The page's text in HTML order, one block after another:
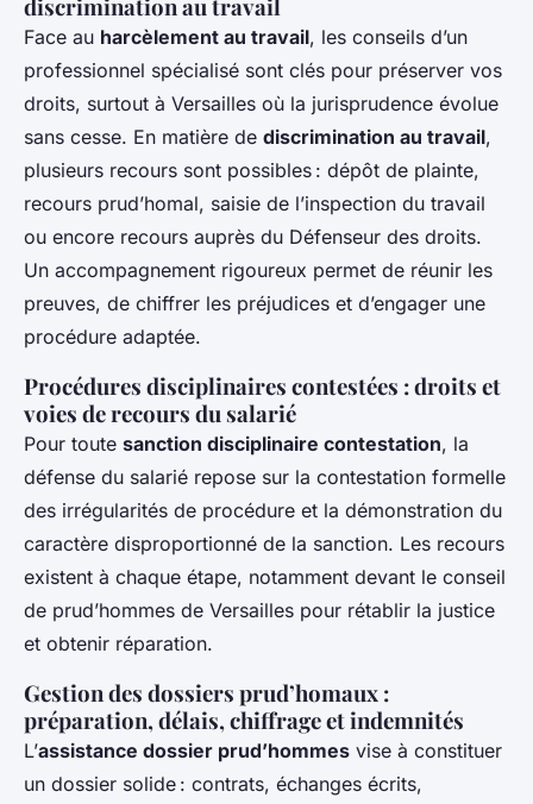
discrimination au travail
Face au harcèlement au travail, les conseils d’un
professionnel spécialisé sont clés pour préserver vos
droits, surtout à Versailles où la jurisprudence évolue
sans cesse. En matière de discrimination au travail,
plusieurs recours sont possibles : dépôt de plainte,
recours prud’homal, saisie de l’inspection du travail
ou encore recours auprès du Défenseur des droits.
Un accompagnement rigoureux permet de réunir les
preuves, de chiffrer les préjudices et d’engager une
procédure adaptée.
Procédures disciplinaires contestées : droits et
voies de recours du salarié
Pour toute sanction disciplinaire contestation, la
défense du salarié repose sur la contestation formelle
des irrégularités de procédure et la démonstration du
caractère disproportionné de la sanction. Les recours
existent à chaque étape, notamment devant le conseil
de prud’hommes de Versailles pour rétablir la justice
et obtenir réparation.
Gestion des dossiers prud’homaux :
préparation, délais, chiffrage et indemnités
L’assistance dossier prud’hommes vise à constituer
un dossier solide : contrats, échanges écrits,